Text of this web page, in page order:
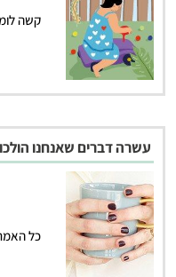
קשה
עשרה דברים שאנחנו
כל